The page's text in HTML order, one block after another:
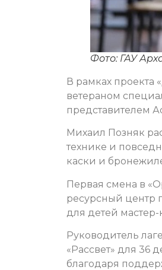
Фото: ГАУ
В рамках проекта
ветераном
представителем
Михаил Позняк
технике и
каски и
Первая смена в
ресурсный центр
для детей мастер-
Руководитель
«Рассвет» для 36
благодаря